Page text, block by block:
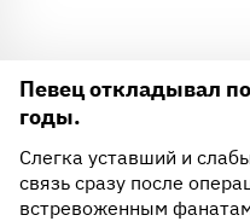
Певец откладывал
годы.
Слегка уставший и
связь сразу после
встревоженным